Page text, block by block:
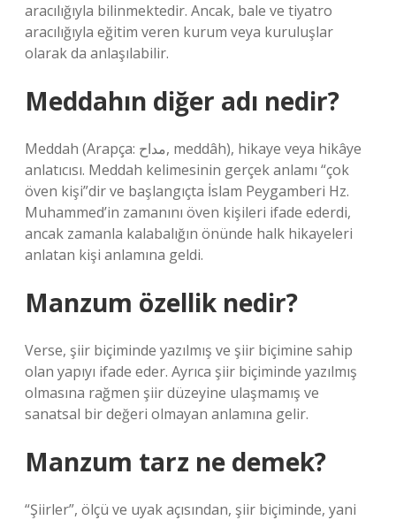
aracılığıyla bilinmektedir. Ancak, bale ve tiyatro
aracılığıyla eğitim veren kurum veya kuruluşlar
olarak da anlaşılabilir.
Meddahın diğer adı nedir?
Meddah (Arapça: مداح, meddâh), hikaye veya hikâye
anlatıcısı. Meddah kelimesinin gerçek anlamı “çok
öven kişi”dir ve başlangıçta İslam Peygamberi Hz.
Muhammed’in zamanını öven kişileri ifade ederdi,
ancak zamanla kalabalığın önünde halk hikayeleri
anlatan kişi anlamına geldi.
Manzum özellik nedir?
Verse, şiir biçiminde yazılmış ve şiir biçimine sahip
olan yapıyı ifade eder. Ayrıca şiir biçiminde yazılmış
olmasına rağmen şiir düzeyine ulaşmamış ve
sanatsal bir değeri olmayan anlamına gelir.
Manzum tarz ne demek?
“Şiirler”, ölçü ve uyak açısından, şiir biçiminde, yani